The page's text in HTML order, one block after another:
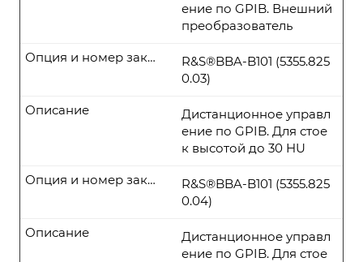
ение по GPIB. Внешний
преобразователь
R&S®BBA-B101 (5355.825
0.03)
Опция и номер заказа
Дистанционное управл
ение по GPIB. Для стое
к высотой до 30 HU
Описание
R&S®BBA-B101 (5355.825
0.04)
Опция и номер заказа
Дистанционное управл
ение по GPIB. Для стое
Описание